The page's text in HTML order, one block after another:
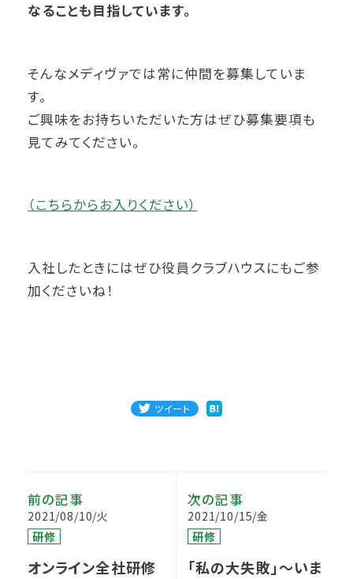
なることも目指しています。
そんなメディヴァでは常に仲間を募集していま
す。
ご興味をお持ちいただいた方はぜひ募集要項も
見てみてください。
（こちらからお入りください）
入社したときにはぜひ役員クラブハウスにもご参
加くださいね！
ツイート
前の記事
2021/08/10/火
研修
オンライン全社研修
次の記事
2021/10/15/金
研修
「私の大失敗」～いま